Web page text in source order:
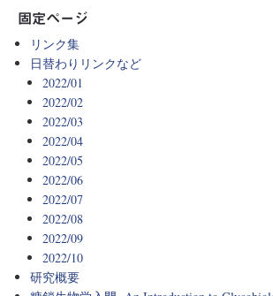
固定ページ
リンク集
日替わりリンクなど
2022/01
2022/02
2022/03
2022/04
2022/05
2022/06
2022/07
2022/08
2022/09
2022/10
研究概要